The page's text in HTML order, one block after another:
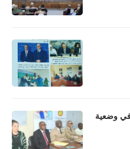
وضعية